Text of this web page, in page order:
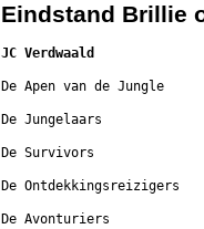
Eindstand Brillie
JC Verdwaald
De Apen van de Jungle
De Jungelaars
De Survivors
De Ontdekkingsreizigers
De Avonturiers